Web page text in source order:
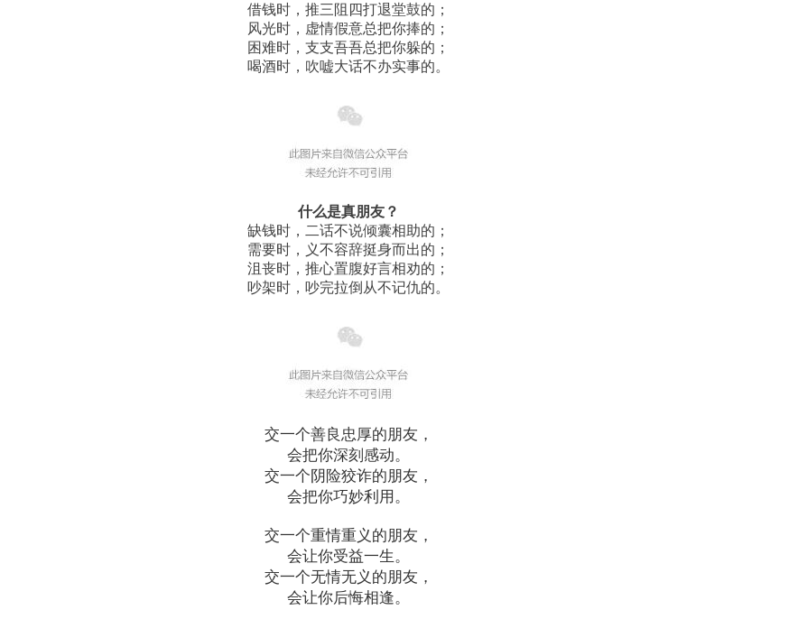
借钱时，推三阻四打退堂鼓的；
风光时，虚情假意总把你捧的；
困难时，支支吾吾总把你躲的；
喝酒时，吹嘘大话不办实事的。
什么是真朋友？
缺钱时，二话不说倾囊相助的；
需要时，义不容辞挺身而出的；
沮丧时，推心置腹好言相劝的；
吵架时，吵完拉倒从不记仇的。
交一个善良忠厚的朋友，
会把你深刻感动。
交一个阴险狡诈的朋友，
会把你巧妙利用。
交一个重情重义的朋友，
会让你受益一生。
交一个无情无义的朋友，
会让你后悔相逢。